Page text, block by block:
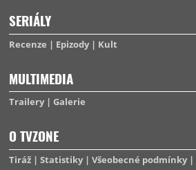
SERIÁLY
Recenze Epizody Kult
MULTIMEDIA
Trailery Galerie
O TVZONE
Tiráž Statistiky Všeobecné podmínky